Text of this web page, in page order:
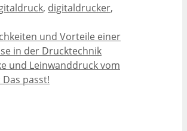
, digitaldrucker,
und Vorteile einer
in der Drucktechnik
und Leinwanddruck vom
passt!